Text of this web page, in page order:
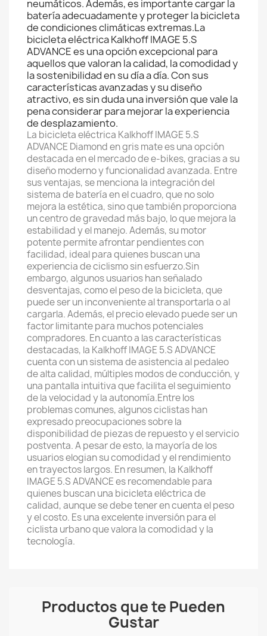
neumáticos. Además, es importante cargar la
batería adecuadamente y proteger la bicicleta
de condiciones climáticas extremas.La
bicicleta eléctrica Kalkhoff IMAGE 5.S
ADVANCE es una opción excepcional para
aquellos que valoran la calidad, la comodidad y
la sostenibilidad en su día a día. Con sus
características avanzadas y su diseño
atractivo, es sin duda una inversión que vale la
pena considerar para mejorar la experiencia
de desplazamiento.
La bicicleta eléctrica Kalkhoff IMAGE 5.S
ADVANCE Diamond en gris mate es una opción
destacada en el mercado de e-bikes, gracias a su
diseño moderno y funcionalidad avanzada. Entre
sus ventajas, se menciona la integración del
sistema de batería en el cuadro, que no solo
mejora la estética, sino que también proporciona
un centro de gravedad más bajo, lo que mejora la
estabilidad y el manejo. Además, su motor
potente permite afrontar pendientes con
facilidad, ideal para quienes buscan una
experiencia de ciclismo sin esfuerzo.Sin
embargo, algunos usuarios han señalado
desventajas, como el peso de la bicicleta, que
puede ser un inconveniente al transportarla o al
cargarla. Además, el precio elevado puede ser un
factor limitante para muchos potenciales
compradores. En cuanto a las características
destacadas, la Kalkhoff IMAGE 5.S ADVANCE
cuenta con un sistema de asistencia al pedaleo
de alta calidad, múltiples modos de conducción, y
una pantalla intuitiva que facilita el seguimiento
de la velocidad y la autonomía.Entre los
problemas comunes, algunos ciclistas han
expresado preocupaciones sobre la
disponibilidad de piezas de repuesto y el servicio
postventa. A pesar de esto, la mayoría de los
usuarios elogian su comodidad y el rendimiento
en trayectos largos. En resumen, la Kalkhoff
IMAGE 5.S ADVANCE es recomendable para
quienes buscan una bicicleta eléctrica de
calidad, aunque se debe tener en cuenta el peso
y el costo. Es una excelente inversión para el
ciclista urbano que valora la comodidad y la
tecnología.
Productos que te Pueden
Gustar